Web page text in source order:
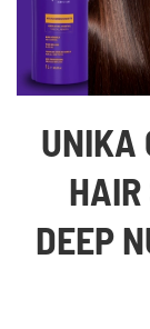
UNIKA
DEEP